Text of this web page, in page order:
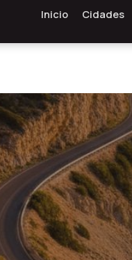
Inicio Cidades